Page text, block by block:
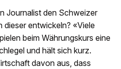
Journalist den Schweizer
dieser entwickeln? «Viele
beim Währungskurs eine
und hält sich kurz.
davon aus, dass